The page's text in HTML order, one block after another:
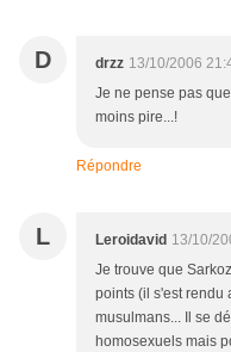
D drzz 13/10/2006
Je ne pense pas
moins pire...!
Répondre
L Leroidavid 13/10/
Je trouve que
points (il s'est rendu
musulmans... Il se
homosexuels mais